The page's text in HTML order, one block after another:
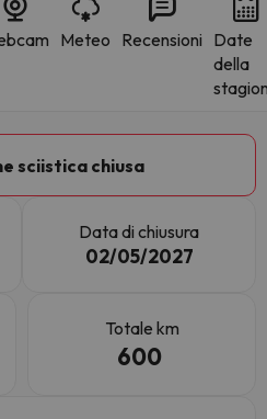
Meteo Recensioni Date
della
sciistica chiusa
Data di chiusura
02/05/2027
Totale km
600